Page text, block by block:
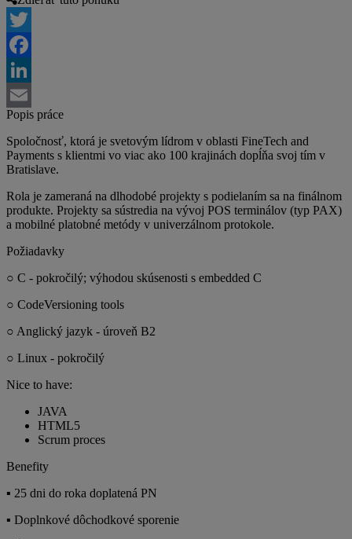
Twitter
Facebook
LinkedIn
Email
Popis práce
Spoločnosť, ktorá je svetovým lídrom v oblasti FineTech and
Payments s klientmi vo viac ako 100 krajinách dopĺňa svoj tím v
Bratislave.
Rola je zameraná na dlhodobé projekty s podielaním sa na finálnom
produkte. Projekty sa sústredia na vývoj POS terminálov (typ PAX)
a mobilné platobné metódy v univerzálnom protokole.
Požiadavky
○ C - pokročilý; výhodou skúsenosti s embedded C
○ CodeVersioning tools
○ Anglický jazyk - úroveň B2
○ Linux - pokročilý
Nice to have:
JAVA
HTML5
Scrum proces
Benefity
▪ 25 dni do roka doplatená PN
▪ Doplnkové dôchodkové sporenie